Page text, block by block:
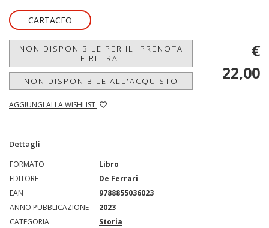
CARTACEO
NON DISPONIBILE PER IL 'PRENOTA
E RITIRA'
NON DISPONIBILE ALL'ACQUISTO
AGGIUNGI ALLA WISHLIST
€
22,00
Dettagli
FORMATO
Libro
EDITORE
De Ferrari
EAN
9788855036023
ANNO PUBBLICAZIONE
2023
CATEGORIA
Storia